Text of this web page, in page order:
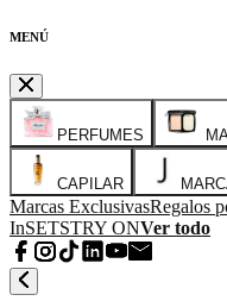
MENÚ
PERFUMES
CAPILAR
Marcas ExclusivasRegalos
InSETSTRY ONVer todo